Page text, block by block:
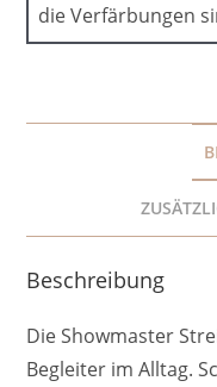
die Verfärbungen
Beschreibung
Die Showmaster
Begleiter im Alltag.